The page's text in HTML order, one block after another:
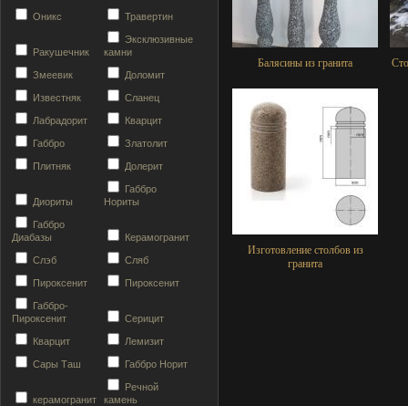
Оникс Травертин
Ракушечник
Эксклюзивные
камни
Змеевик Доломит
Известняк Сланец
Лабрадорит Кварцит
Габбро Златолит
Плитняк Долерит
Диориты
Габбро
Нориты
Габбро
Диабазы
Керамогранит
Слэб Сляб
Пироксенит Пироксенит
Габбро-
Пироксенит
Серицит
Кварцит Лемизит
Сары Таш Габбро Норит
керамогранит
Речной
камень
Балясины из гранита
Изготовление столбов из
гранита